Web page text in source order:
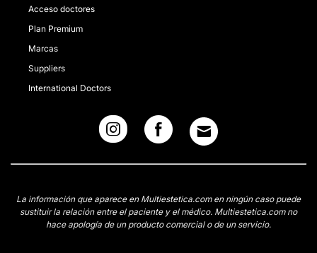
Acceso doctores
Plan Premium
Marcas
Suppliers
International Doctors
La información que aparece en Multiestetica.com en ningún caso puede
sustituir la relación entre el paciente y el médico. Multiestetica.com no
hace apología de un producto comercial o de un servicio.